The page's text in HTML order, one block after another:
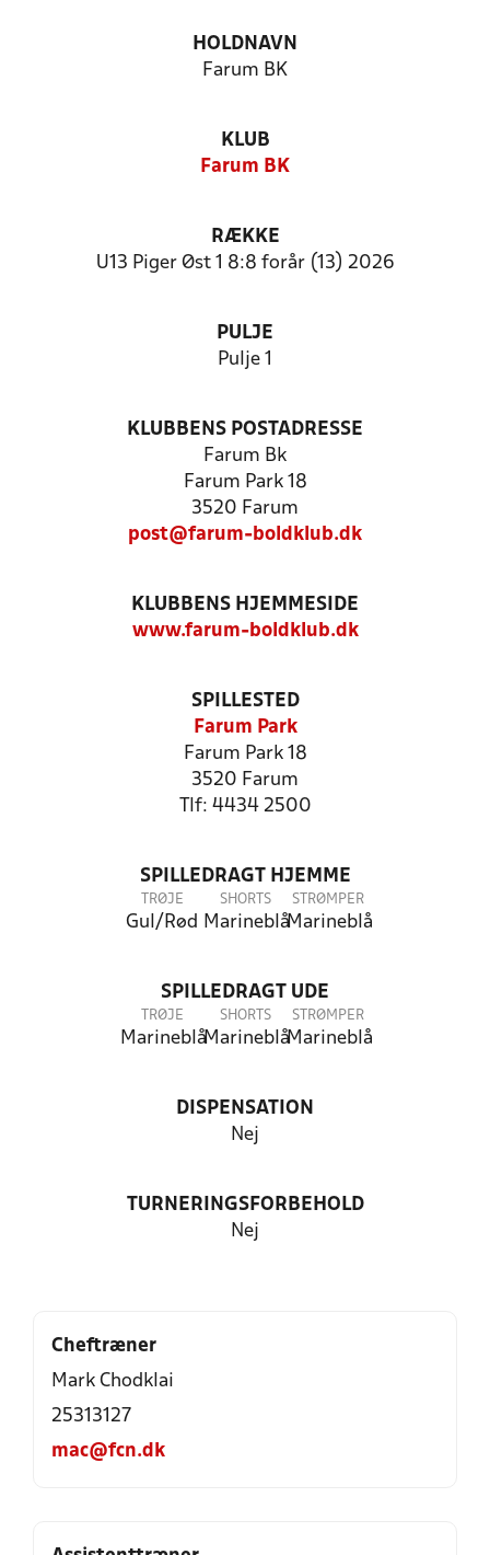
HOLDNAVN
Farum BK
KLUB
Farum BK
RÆKKE
U13 Piger Øst 1 8:8 forår (13) 2026
PULJE
Pulje 1
KLUBBENS POSTADRESSE
Farum Bk
Farum Park 18
3520 Farum
post@farum-boldklub.dk
KLUBBENS HJEMMESIDE
www.farum-boldklub.dk
SPILLESTED
Farum Park
Farum Park 18
3520 Farum
Tlf: 4434 2500
SPILLEDRAGT HJEMME
TRØJE
Gul/Rød
SHORTS
Marineblå
STRØMPER
Marineblå
SPILLEDRAGT UDE
TRØJE
Marineblå
SHORTS
Marineblå
STRØMPER
Marineblå
DISPENSATION
Nej
TURNERINGSFORBEHOLD
Nej
Cheftræner
Mark Chodklai
25313127
mac@fcn.dk